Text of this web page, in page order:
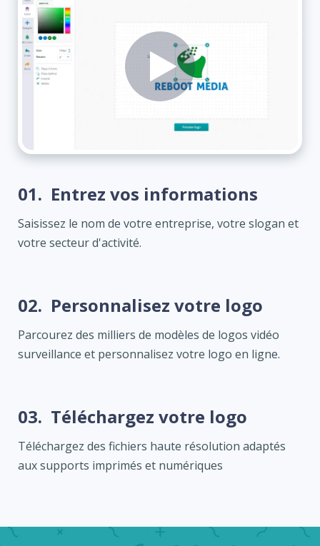
01. Entrez vos informations
Saisissez le nom de votre entreprise, votre slogan et
votre secteur d'activité.
02. Personnalisez votre logo
Parcourez des milliers de modèles de logos vidéo
surveillance et personnalisez votre logo en ligne.
03. Téléchargez votre logo
Téléchargez des fichiers haute résolution adaptés
aux supports imprimés et numériques